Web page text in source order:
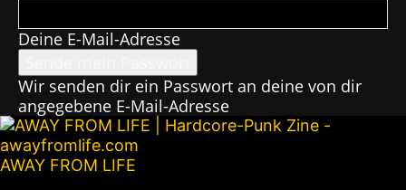
Deine E-Mail-Adresse
Wir senden dir ein Passwort an deine von dir
angegebene E-Mail-Adresse
AWAY FROM LIFE